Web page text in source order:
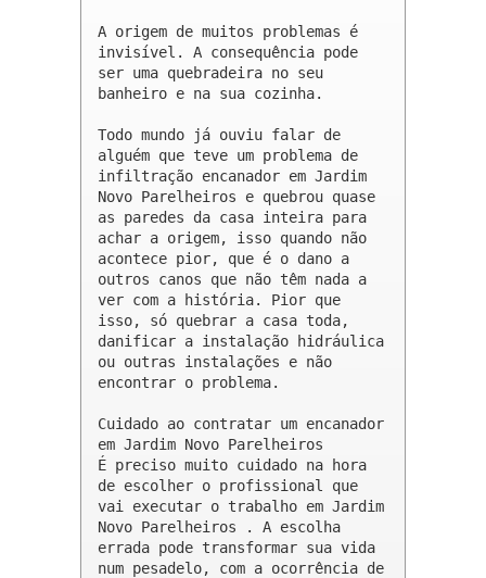
A origem de muitos problemas é
invisível. A consequência pode
ser uma quebradeira no seu
banheiro e na sua cozinha.
Todo mundo já ouviu falar de
alguém que teve um problema de
infiltração encanador em Jardim
Novo Parelheiros e quebrou quase
as paredes da casa inteira para
achar a origem, isso quando não
acontece pior, que é o dano a
outros canos que não têm nada a
ver com a história. Pior que
isso, só quebrar a casa toda,
danificar a instalação hidráulica
ou outras instalações e não
encontrar o problema.
Cuidado ao contratar um encanador
em Jardim Novo Parelheiros
É preciso muito cuidado na hora
de escolher o profissional que
vai executar o trabalho em Jardim
Novo Parelheiros . A escolha
errada pode transformar sua vida
num pesadelo, com a ocorrência de